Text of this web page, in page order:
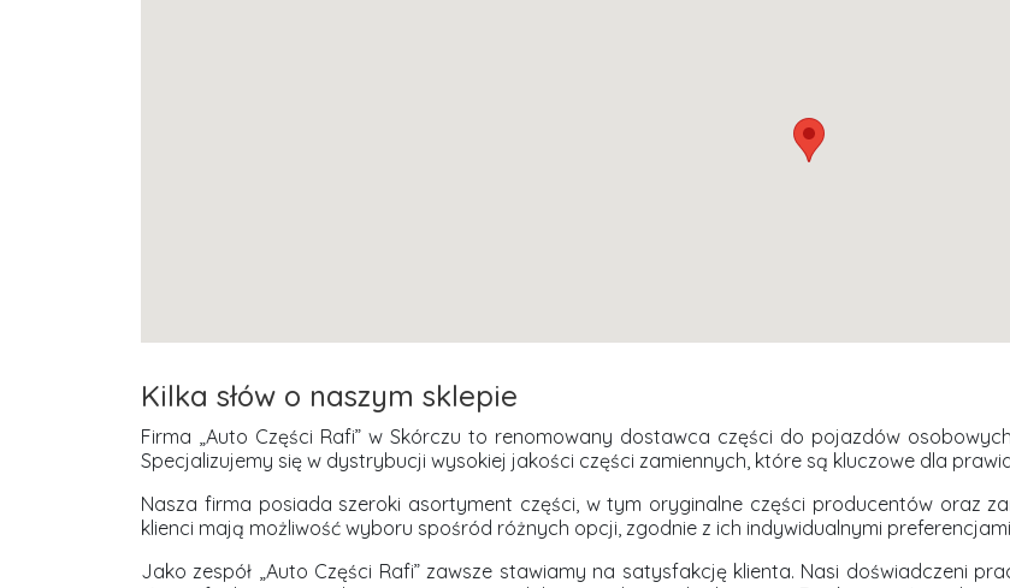
Kilka słów o naszym sklepie
Firma „Auto Części Rafi” w Skórczu to renomowany dostawca części do pojazdów
Specjalizujemy się w dystrybucji wysokiej jakości części zamiennych, które są kluczowe dla
Nasza firma posiada szeroki asortyment części, w tym oryginalne części producentów oraz
klienci mają możliwość wyboru spośród różnych opcji, zgodnie z ich indywidualnymi
Jako zespół „Auto Części Rafi” zawsze stawiamy na satysfakcję klienta. Nasi doświadczeni